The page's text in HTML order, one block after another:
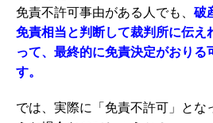
免責不許可事由がある人でも、 破
免責相当と判断して裁判所に伝え
って、最終的に免責決定がおりる
す。
では、実際に「免責不許可」とな